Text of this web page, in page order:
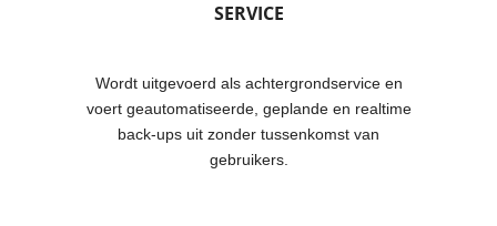
SERVICE
Wordt uitgevoerd als achtergrondservice en
voert geautomatiseerde, geplande en realtime
back-ups uit zonder tussenkomst van
gebruikers.